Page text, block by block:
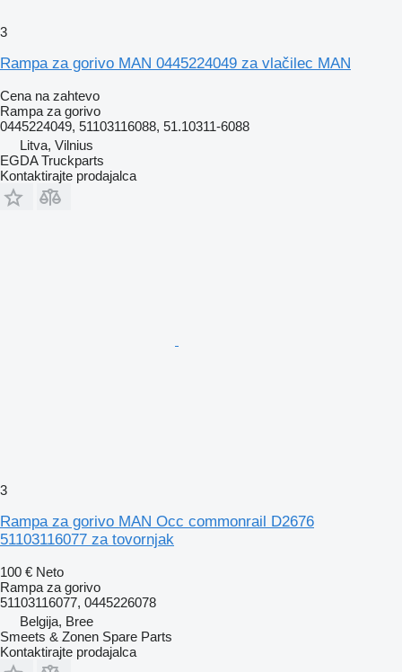
3
Rampa za gorivo MAN 0445224049 za vlačilec MAN
Cena na zahtevo
Rampa za gorivo
0445224049, 51103116088, 51.10311-6088
Litva, Vilnius
EGDA Truckparts
Kontaktirajte prodajalca
3
Rampa za gorivo MAN Occ commonrail D2676
51103116077 za tovornjak
100 € Neto
Rampa za gorivo
51103116077, 0445226078
Belgija, Bree
Smeets & Zonen Spare Parts
Kontaktirajte prodajalca